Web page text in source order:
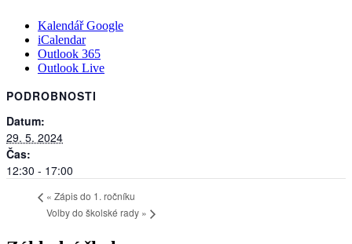
Kalendář Google
iCalendar
Outlook 365
Outlook Live
PODROBNOSTI
Datum:
29. 5. 2024
Čas:
12:30 - 17:00
« Zápis do 1. ročníku
Volby do školské rady »